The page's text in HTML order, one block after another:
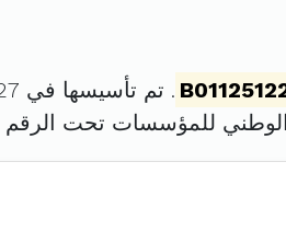
. تم تأسيسها في 27 ماي 2019 برأس مال قدره
للمؤسسات تحت الرقم